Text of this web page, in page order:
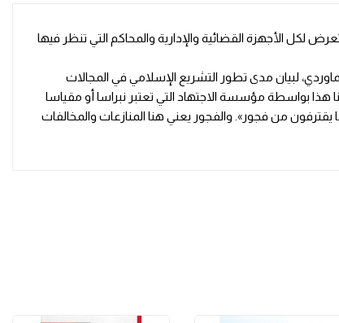
لكل الأجهزة القضائية والإدارية والمحاكم التي تنظر فيها
لبيان مدى تطور التشريع الإسلامي في المجالات
بواسطة مؤسسة الاجتهاد التي تعتبر نبراسا أو مقياسا
من فجور». والفجور يعني هنا المنازعات والمخالفات